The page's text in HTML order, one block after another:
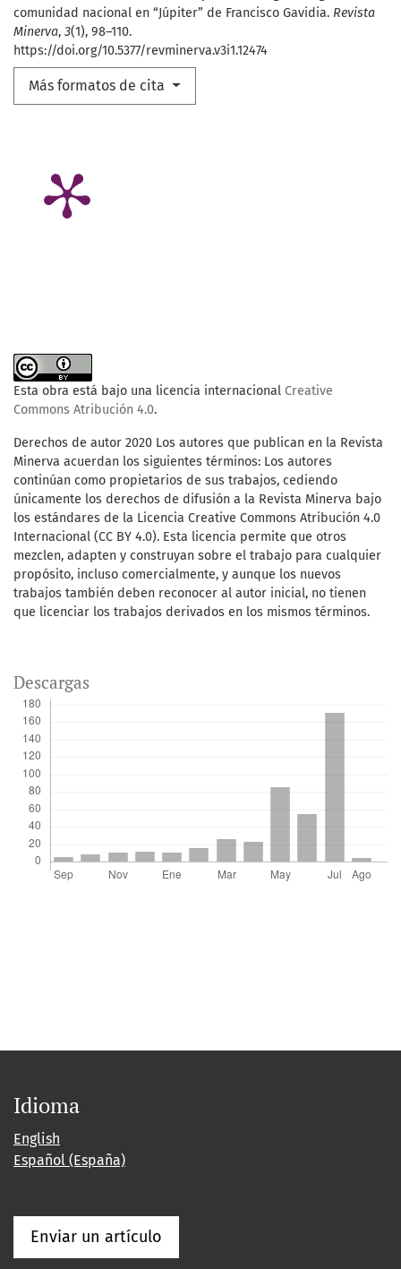
comunidad nacional en “Júpiter” de Francisco Gavidia. Revista
Minerva, 3(1), 98–110.
https://doi.org/10.5377/revminerva.v3i1.12474
Más formatos de cita
Esta obra está bajo una licencia internacional Creative
Commons Atribución 4.0.
Derechos de autor 2020 Los autores que publican en la Revista
Minerva acuerdan los siguientes términos: Los autores
continúan como propietarios de sus trabajos, cediendo
únicamente los derechos de difusión a la Revista Minerva bajo
los estándares de la Licencia Creative Commons Atribución 4.0
Internacional (CC BY 4.0). Esta licencia permite que otros
mezclen, adapten y construyan sobre el trabajo para cualquier
propósito, incluso comercialmente, y aunque los nuevos
trabajos también deben reconocer al autor inicial, no tienen
que licenciar los trabajos derivados en los mismos términos.
Descargas
Idioma
English
Español (España)
Enviar un artículo